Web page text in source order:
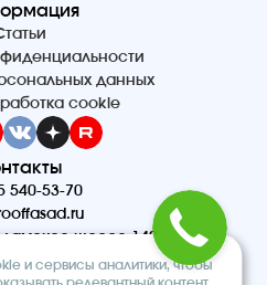
данных
cookie
540-53-70
шоссе 142,
6 этаж
и сервисы аналитики, чтобы